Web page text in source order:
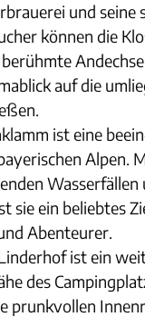
und seine
können die
auf die
ist eine
Alpen.
Wasserfällen
sie ein beliebtes
Abenteurer.
ist ein
des
prunkvollen